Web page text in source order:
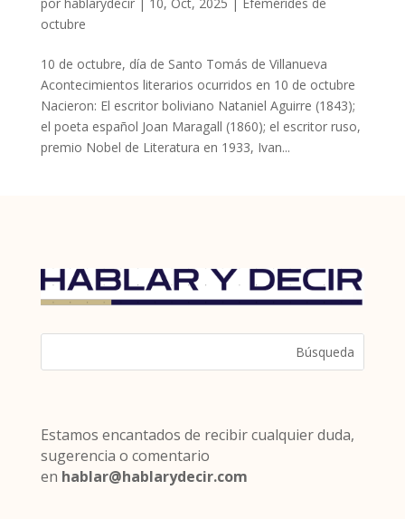
por hablarydecir| 10, Oct, 2025 | Efemérides de
octubre
10 de octubre, día de Santo Tomás de Villanueva
Acontecimientos literarios ocurridos en 10 de octubre
Nacieron: El escritor boliviano Nataniel Aguirre (1843);
el poeta español Joan Maragall (1860); el escritor ruso,
premio Nobel de Literatura en 1933, Ivan...
Estamos encantados de recibir cualquier duda,
sugerencia o comentario
en hablar@hablarydecir.com